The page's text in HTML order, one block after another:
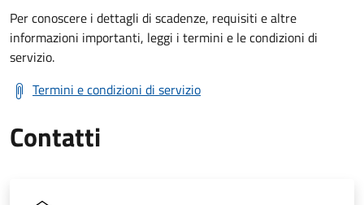
Per conoscere i dettagli di scadenze, requisiti e altre
informazioni importanti, leggi i termini e le condizioni di
servizio.
Termini e condizioni di servizio
Contatti